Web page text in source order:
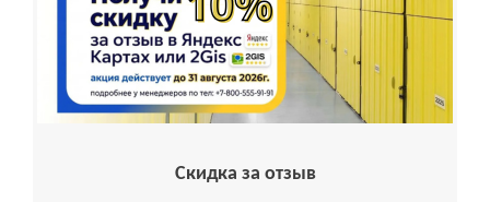
Скидка за отзыв